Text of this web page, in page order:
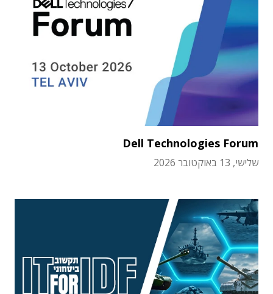
Dell Technologies Forum
שלישי, 13 באוקטובר 2026